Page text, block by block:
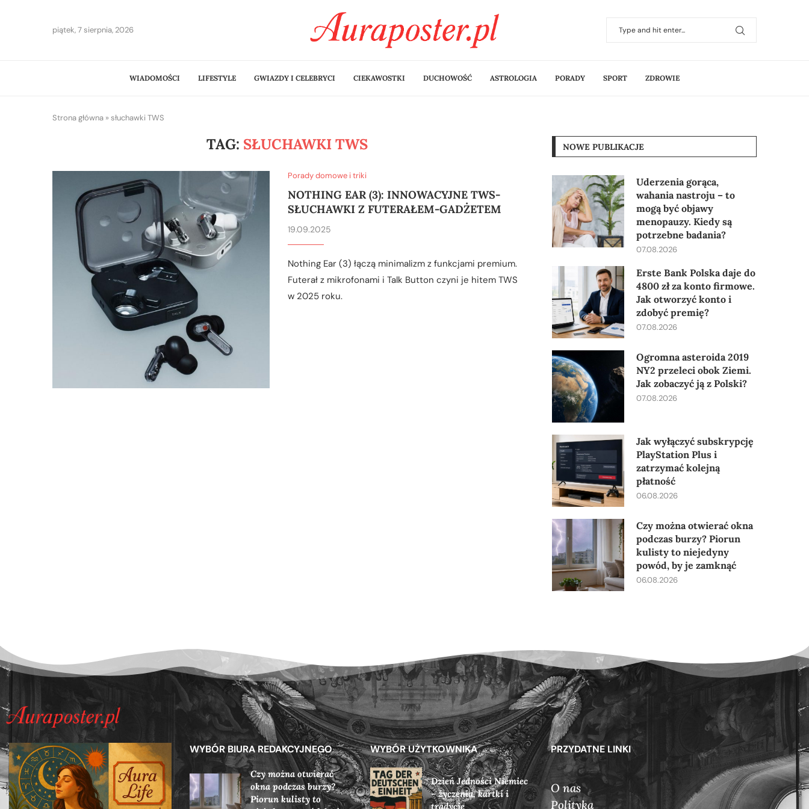
piątek, 7 sierpnia, 2026
WIADOMOŚCI LIFESTYLE GWIAZDY I CELEBRYCI CIEKAWOSTKI DUCHOWOŚĆ ASTROLOGIA PORADY SPORT ZDROWIE
Strona główna » słuchawki TWS
TAG: SŁUCHAWKI TWS
Porady domowe i triki
NOTHING EAR (3): INNOWACYJNE TWS-
SŁUCHAWKI Z FUTERAŁEM-GADŻETEM
19.09.2025
Nothing Ear (3) łączą minimalizm z funkcjami premium.
Futerał z mikrofonami i Talk Button czyni je hitem TWS
w 2025 roku.
NOWE PUBLIKACJE
Uderzenia gorąca,
wahania nastroju – to
mogą być objawy
menopauzy. Kiedy są
potrzebne badania?
07.08.2026
Erste Bank Polska daje do
4800 zł za konto firmowe.
Jak otworzyć konto i
zdobyć premię?
07.08.2026
Ogromna asteroida 2019
NY2 przeleci obok Ziemi.
Jak zobaczyć ją z Polski?
07.08.2026
Jak wyłączyć subskrypcję
PlayStation Plus i
zatrzymać kolejną
płatność
06.08.2026
Czy można otwierać okna
podczas burzy? Piorun
kulisty to niejedyny
powód, by je zamknąć
06.08.2026
WYBÓR BIURA REDAKCYJNEGO
Czy można otwierać
okna podczas burzy?
Piorun kulisty to
WYBÓR UŻYTKOWNIKA
Dzień Jedności Niemiec
– życzenia, kartki i
tradycje
PRZYDATNE LINKI
O nas
Polityka